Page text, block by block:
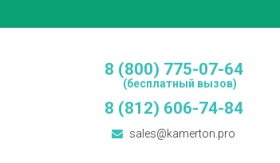
8 (800) 775-07-64
(бесплатный вызов)
8 (812) 606-74-84
sales@kamerton.pro